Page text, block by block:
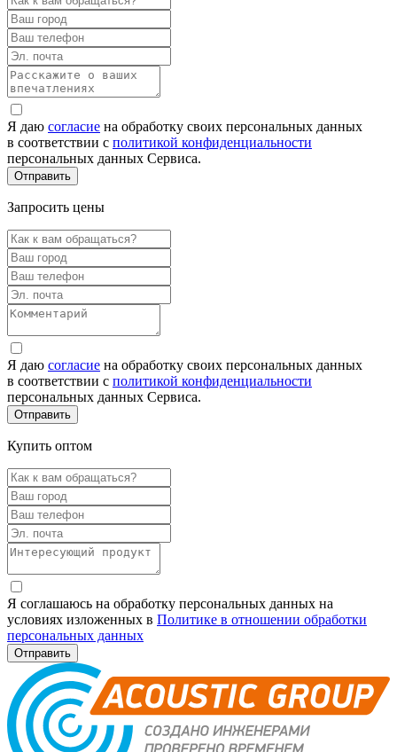
Я даю согласие на обработку своих персональных данных
в соответствии с политикой конфиденциальности
персональных данных Сервиса.
Запросить цены
Я даю согласие на обработку своих персональных данных
в соответствии с политикой конфиденциальности
персональных данных Сервиса.
Купить оптом
Я соглашаюсь на обработку персональных данных на
условиях изложенных в Политике в отношении обработки
персональных данных